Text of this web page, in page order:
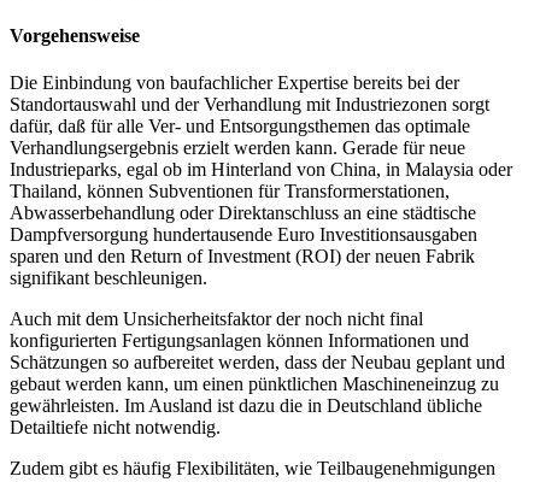
Vorgehensweise
Die Einbindung von baufachlicher Expertise bereits bei der
Standortauswahl und der Verhandlung mit Industriezonen sorgt
dafür, daß für alle Ver- und Entsorgungsthemen das optimale
Verhandlungsergebnis erzielt werden kann. Gerade für neue
Industrieparks, egal ob im Hinterland von China, in Malaysia oder
Thailand, können Subventionen für Transformerstationen,
Abwasserbehandlung oder Direktanschluss an eine städtische
Dampfversorgung hundertausende Euro Investitionsausgaben
sparen und den Return of Investment (ROI) der neuen Fabrik
signifikant beschleunigen.
Auch mit dem Unsicherheitsfaktor der noch nicht final
konfigurierten Fertigungsanlagen können Informationen und
Schätzungen so aufbereitet werden, dass der Neubau geplant und
gebaut werden kann, um einen pünktlichen Maschineneinzug zu
gewährleisten. Im Ausland ist dazu die in Deutschland übliche
Detailtiefe nicht notwendig.
Zudem gibt es häufig Flexibilitäten, wie Teilbaugenehmigungen